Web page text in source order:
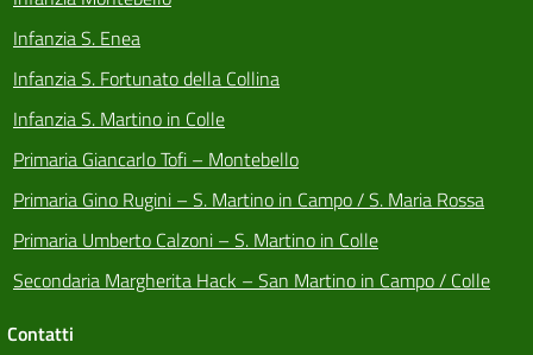
Infanzia S. Enea
Infanzia S. Fortunato della Collina
Infanzia S. Martino in Colle
Primaria Giancarlo Tofi – Montebello
Primaria Gino Rugini – S. Martino in Campo / S. Maria Rossa
Primaria Umberto Calzoni – S. Martino in Colle
Secondaria Margherita Hack – San Martino in Campo / Colle
Contatti